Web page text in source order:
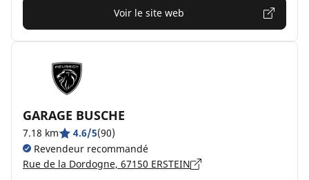
Voir le site web
GARAGE BUSCHE
7.18 km 4.6/5(90)
Revendeur recommandé
Rue de la Dordogne, 67150 ERSTEIN